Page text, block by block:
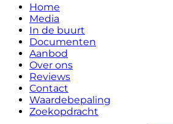
Home
Media
In de buurt
Documenten
Aanbod
Over ons
Reviews
Contact
Waardebepaling
Zoekopdracht